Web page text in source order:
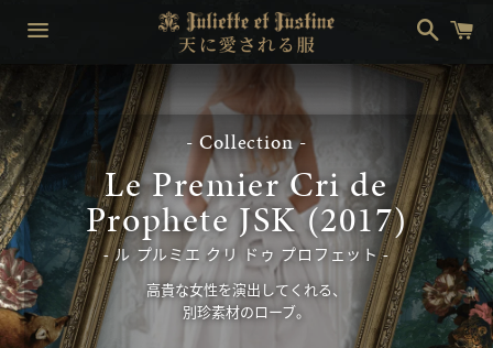
单
- Collection -
Le Premier Cri de
Prophete JSK (2017)
ル プルミエ クリ ドゥ プロフェット
高貴な女性を演出してくれる、
別珍素材のローブ。